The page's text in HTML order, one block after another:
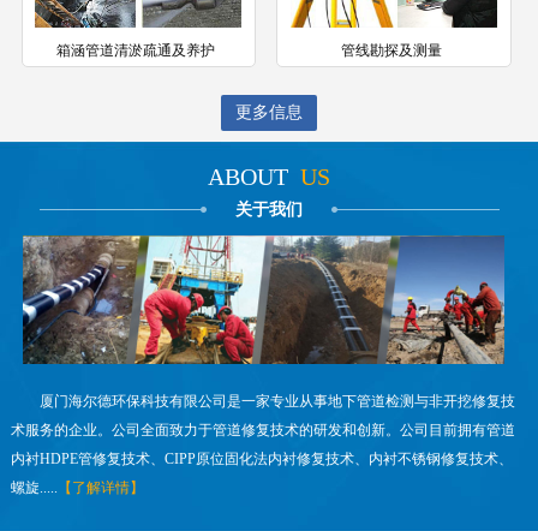
箱涵管道清淤疏通及养护 管线勘探及测量
更多信息
ABOUT US
关于我们
厦门海尔德环保科技有限公司是一家专业从事地下管道检测与非开挖修复技
术服务的企业。公司全面致力于管道修复技术的研发和创新。公司目前拥有管道
内衬HDPE管修复技术、CIPP原位固化法内衬修复技术、内衬不锈钢修复技术、
螺旋..... 【了解详情】